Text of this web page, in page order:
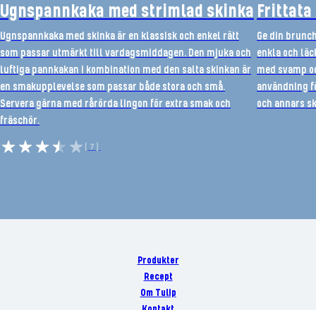
Ugnspannkaka med strimlad skinka
Ugnspannkaka med skinka är en klassisk och enkel rätt
som passar utmärkt till vardagsmiddagen. Den mjuka och
luftiga pannkakan i kombination med den salta skinkan är
en smakupplevelse som passar både stora och små.
Servera gärna med rårörda lingon för extra smak och
fräschör.
(7)
Frittata
Ge din
enkla och
med svamp
användning
och annars
Produkter
Recept
Om Tulip